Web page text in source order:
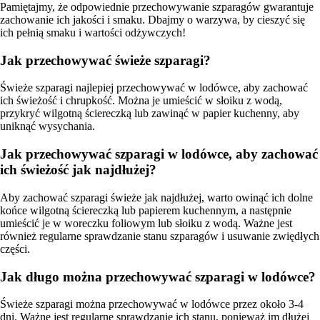
Pamiętajmy, że odpowiednie przechowywanie szparagów gwarantuje
zachowanie ich jakości i smaku. Dbajmy o warzywa, by cieszyć się
ich pełnią smaku i wartości odżywczych!
Jak przechowywać świeże szparagi?
Świeże szparagi najlepiej przechowywać w lodówce, aby zachować
ich świeżość i chrupkość. Można je umieścić w słoiku z wodą,
przykryć wilgotną ściereczką lub zawinąć w papier kuchenny, aby
uniknąć wysychania.
Jak przechowywać szparagi w lodówce, aby zachować
ich świeżość jak najdłużej?
Aby zachować szparagi świeże jak najdłużej, warto owinąć ich dolne
końce wilgotną ściereczką lub papierem kuchennym, a następnie
umieścić je w woreczku foliowym lub słoiku z wodą. Ważne jest
również regularne sprawdzanie stanu szparagów i usuwanie zwiędłych
części.
Jak długo można przechowywać szparagi w lodówce?
Świeże szparagi można przechowywać w lodówce przez około 3-4
dni. Ważne jest regularne sprawdzanie ich stanu, ponieważ im dłużej